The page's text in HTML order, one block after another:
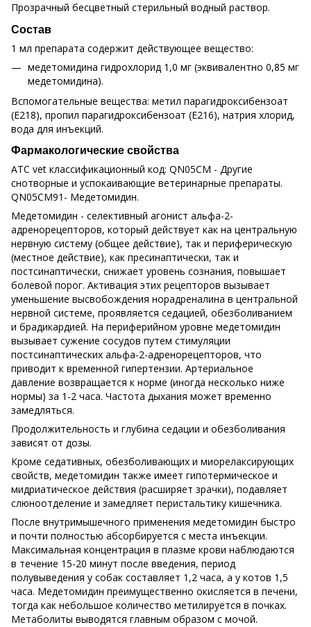
Прозрачный бесцветный стерильный водный раствор.
Состав
1 мл препарата содержит действующее вещество:
медетомидина гидрохлорид 1,0 мг (эквивалентно 0,85 мг
медетомидина).
Вспомогательные вещества: метил парагидроксибензоат
(Е218), пропил парагидроксибензоат (Е216), натрия хлорид,
вода для инъекций.
Фармакологические свойства
АТС vet классификационный код: QN05CM - Другие
снотворные и успокаивающие ветеринарные препараты.
QN05CM91- Медетомидин.
Медетомидин - селективный агонист альфа-2-
адренорецепторов, который действует как на центральную
нервную систему (общее действие), так и периферическую
(местное действие), как пресинаптически, так и
постсинаптически, снижает уровень сознания, повышает
болевой порог. Активация этих рецепторов вызывает
уменьшение высвобождения норадреналина в центральной
нервной системе, проявляется седацией, обезболиванием
и брадикардией. На периферийном уровне медетомидин
вызывает сужение сосудов путем стимуляции
постсинаптических альфа-2-адренорецепторов, что
приводит к временной гипертензии. Артериальное
давление возвращается к норме (иногда несколько ниже
нормы) за 1-2 часа. Частота дыхания может временно
замедляться.
Продолжительность и глубина седации и обезболивания
зависят от дозы.
Кроме седативных, обезболивающих и миорелаксирующих
свойств, медетомидин также имеет гипотермическое и
мидриатическое действия (расширяет зрачки), подавляет
слюноотделение и замедляет перистальтику кишечника.
После внутримышечного применения медетомидин быстро
и почти полностью абсорбируется с места инъекции.
Максимальная концентрация в плазме крови наблюдаются
в течение 15-20 минут после введения, период
полувыведения у собак составляет 1,2 часа, а у котов 1,5
часа. Медетомидин преимущественно окисляется в печени,
тогда как небольшое количество метилируется в почках.
Метаболиты выводятся главным образом с мочой.